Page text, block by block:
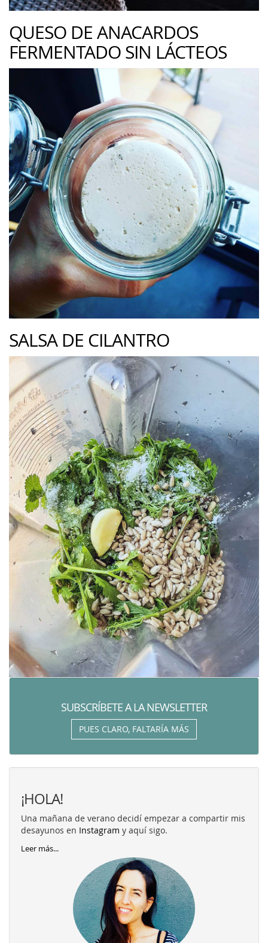
QUESO DE ANACARDOS
FERMENTADO SIN LÁCTEOS
SALSA DE CILANTRO
SUBSCRÍBETE A LA NEWSLETTER
PUES CLARO, FALTARÍA MÁS
¡HOLA!
Una mañana de verano decidí empezar a compartir mis
desayunos en Instagram y aquí sigo.
Leer más...